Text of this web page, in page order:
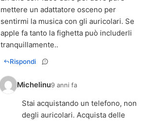
mettere un adattatore osceno per
sentirmi la musica con gli auricolari. Se
apple fa tanto la fighetta può includerli
tranquillamente..
Rispondi
Michelinu9 anni fa
Stai acquistando un telefono, non
degli auricolari. Acquista delle